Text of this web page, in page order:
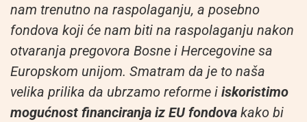
nam trenutno na raspolaganju, a posebno
fondova koji će nam biti na raspolaganju nakon
otvaranja pregovora Bosne i Hercegovine sa
Europskom unijom. Smatram da je to naša
velika prilika da ubrzamo reforme i iskoristimo
mogućnost financiranja iz EU fondova kako bi